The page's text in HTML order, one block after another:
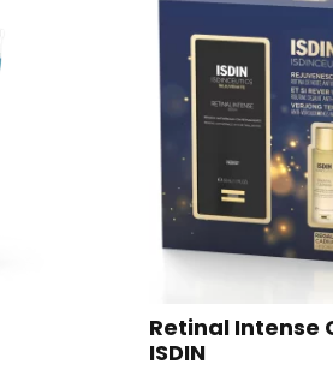
Retinal Intense
ISDIN